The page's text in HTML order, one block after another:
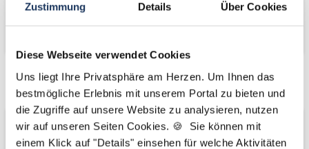
Zustimmung Details Über Cookies
Diese Webseite verwendet Cookies
Uns liegt Ihre Privatsphäre am Herzen. Um Ihnen das
bestmögliche Erlebnis mit unserem Portal zu bieten und
die Zugriffe auf unsere Website zu analysieren, nutzen
wir auf unseren Seiten Cookies. 🍪 Sie können mit
einem Klick auf "Details" einsehen für welche Aktivitäten
Netzwerk-Partner Netzwerk-Partner